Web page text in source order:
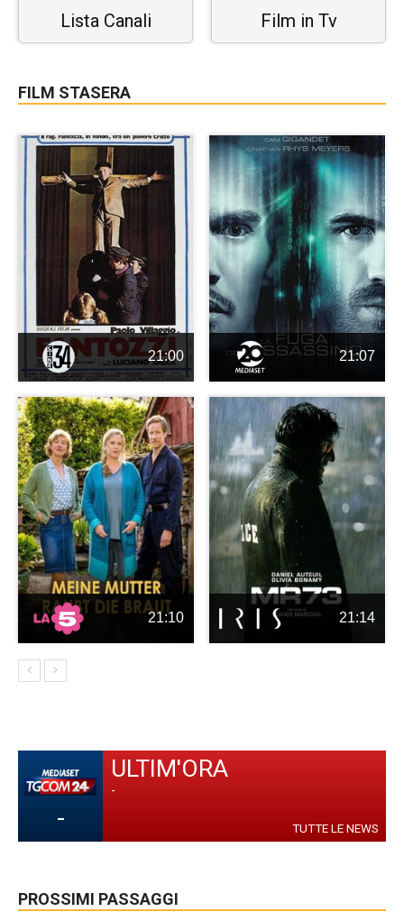
Lista Canali Film in Tv
FILM STASERA
21:00 21:07
21:10 21:14
-
ULTIM'ORA
-
TUTTE LE NEWS
PROSSIMI PASSAGGI